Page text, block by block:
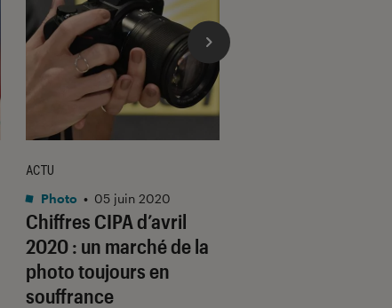
Chiffres CIPA d’avril
2020 : un marché de la
photo toujours en
souffrance
ACTU
Photo • 05 juin 2020